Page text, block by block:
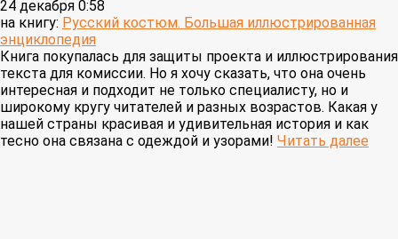
24 декабря 0:58
на книгу: Русский костюм. Большая иллюстрированная
энциклопедия
Книга покупалась для защиты проекта и иллюстрирования
текста для комиссии. Но я хочу сказать, что она очень
интересная и подходит не только специалисту, но и
широкому кругу читателей и разных возрастов. Какая у
нашей страны красивая и удивительная история и как
тесно она связана с одеждой и узорами! Читать далее